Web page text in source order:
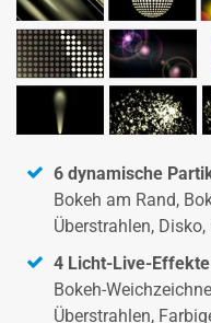
6 dynamische
Bokeh am Rand,
Überstrahlen, Disko,
4 Licht-Live-
Bokeh-
Überstrahlen,